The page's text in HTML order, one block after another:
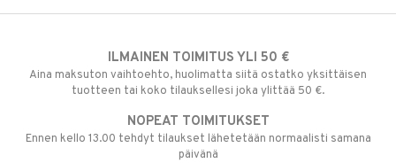
ILMAINEN TOIMITUS YLI 50 €
Aina maksuton vaihtoehto, huolimatta siitä ostatko yksittäisen
tuotteen tai koko tilauksellesi joka ylittää 50 €.
NOPEAT TOIMITUKSET
Ennen kello 13.00 tehdyt tilaukset lähetetään normaalisti samana
päivänä